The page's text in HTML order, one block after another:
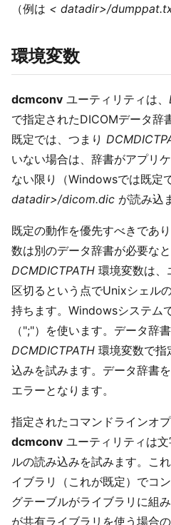
（例は < datadir>/
環境変数
dcmconv ユーティリティは、
で指定されたDICOMデータ辞
既定では、つまり
いない場合は、辞書がアプリ
ない限り（Windowsでは既定
datadir>/dicom.dic が読み込
既定の動作を優先すべきであり
数は別のデータ辞書が必要な
DCMDICTPATH 環境変数は、
区切るという点でUnixシェル
持ちます。Windowsシステム
（";"）を使います。データ辞
DCMDICTPATH 環境変数で指
込みを試みます。データ辞書
エラーとなります。
指定されたコマンドラインオ
dcmconv ユーティリティは
ルの読み込みを試みます。こ
イブラリ（これが既定）でコ
グテーブルがライブラリに組
が共有ライブラリを使う場合